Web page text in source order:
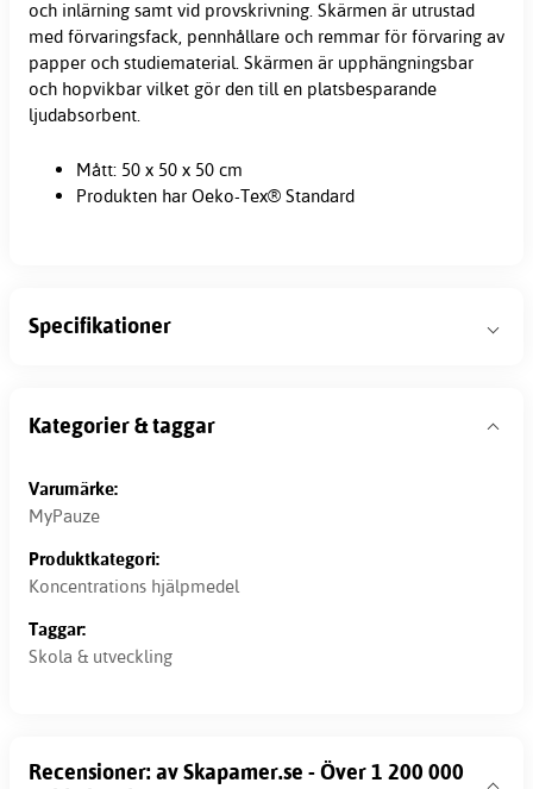
och inlärning samt vid provskrivning. Skärmen är utrustad
med förvaringsfack, pennhållare och remmar för förvaring av
papper och studiematerial. Skärmen är upphängningsbar
och hopvikbar vilket gör den till en platsbesparande
ljudabsorbent.
Mått: 50 x 50 x 50 cm
Produkten har Oeko-Tex® Standard
Specifikationer
Kategorier & taggar
Varumärke:
MyPauze
Produktkategori:
Koncentrations hjälpmedel
Taggar:
Skola & utveckling
Recensioner: av Skapamer.se - Över 1 200 000